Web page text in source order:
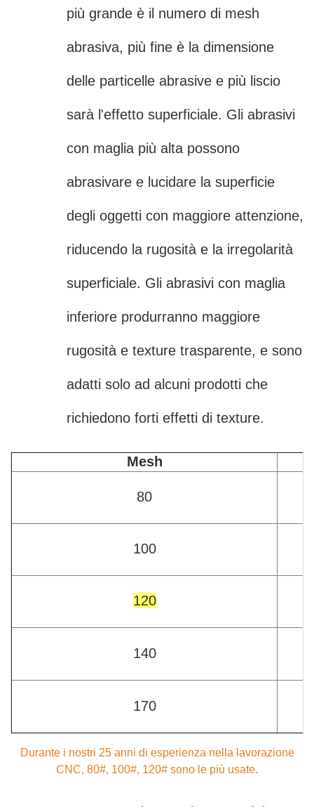
più grande è il numero di mesh
abrasiva, più fine è la dimensione
delle particelle abrasive e più liscio
sarà l'effetto superficiale. Gli abrasivi
con maglia più alta possono
abrasivare e lucidare la superficie
degli oggetti con maggiore attenzione,
riducendo la rugosità e la irregolarità
superficiale. Gli abrasivi con maglia
inferiore produrranno maggiore
rugosità e texture trasparente, e sono
adatti solo ad alcuni prodotti che
richiedono forti effetti di texture.
Mesh
80
100
120
140
170
Durante i nostri 25 anni di esperienza nella lavorazione
CNC, 80#, 100#, 120# sono le più usate.